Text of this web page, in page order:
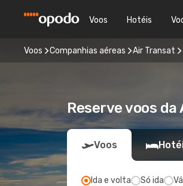
Voos Hotéis
Voos Companhias aéreas Air Transat
Reserve voos
Voos
Ida e volta Só ida